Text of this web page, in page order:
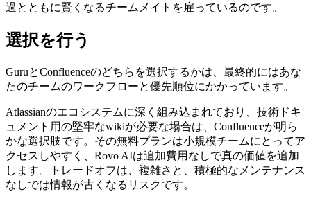
過とともに賢くなるチームメイトを雇っているのです。
選択を行う
GuruとConfluenceのどちらを選択するかは、最終的にはあな
たのチームのワークフローと優先順位にかかっています。
Atlassianのエコシステムに深く組み込まれており、技術ドキ
ュメント用の堅牢なwikiが必要な場合は、Confluenceが明ら
かな選択肢です。その無料プランは小規模チームにとってア
クセスしやすく、Rovo AIは追加費用なしで真の価値を追加
します。トレードオフは、複雑さと、積極的なメンテナンス
なしでは情報が古くなるリスクです。